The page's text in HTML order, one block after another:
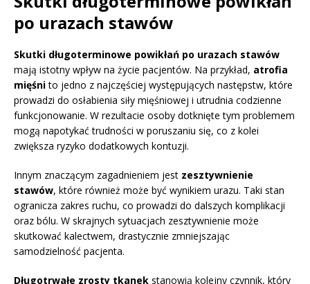
po urazach stawów
Skutki długoterminowe powikłań po urazach stawów
mają istotny wpływ na życie pacjentów. Na przykład, atrofia
mięśnito jedno z najczęściej występujących następstw, które
prowadzi do osłabienia siły mięśniowej i utrudnia codzienne
funkcjonowanie. W rezultacie osoby dotknięte tym problemem
mogą napotykać trudności w poruszaniu się, co z kolei
zwiększa ryzyko dodatkowych kontuzji.
Innym znaczącym zagadnieniem jest zesztywnienie
stawów, które również może być wynikiem urazu. Taki stan
ogranicza zakres ruchu, co prowadzi do dalszych komplikacji
oraz bólu. W skrajnych sytuacjach zesztywnienie może
skutkować kalectwem, drastycznie zmniejszając
samodzielność pacjenta.
Długotrwałe zrosty tkanek stanowią kolejny czynnik, który